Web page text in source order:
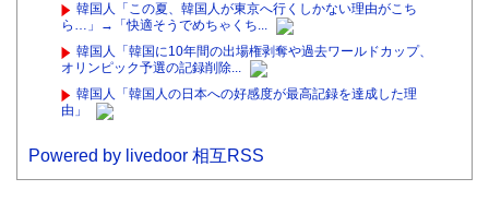
韓国人「この夏、韓国人が東京へ行くしかない理由がこち
ら…」→「快適そうでめちゃくち...
韓国人「韓国に10年間の出場権剥奪や過去ワールドカップ、
オリンピック予選の記録削除...
韓国人「韓国人の日本への好感度が最高記録を達成した理
由」
Powered by livedoor 相互RSS